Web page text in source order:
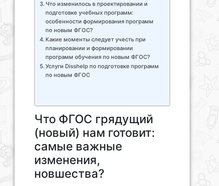
Что изменилось в проектировании и
подготовке учебных программ:
особенности формирования программ
по новым ФГОС?
Какие моменты следует учесть при
планировании и формировании
программ обучения по новым ФГОС?
Услуги Disshelp по подготовке программ
по новым ФГОС
Что ФГОС грядущий
(новый) нам готовит:
самые важные
изменения,
новшества?